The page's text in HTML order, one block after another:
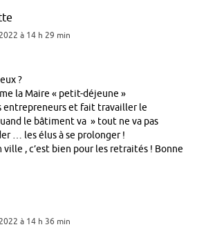
à 14 h 29 min
?
la Maire « petit-déjeune »
entrepreneurs et fait travailler le
le bâtiment va » tout ne va pas
… les élus à se prolonger !
, c’est bien pour les retraités ! Bonne
à 14 h 36 min